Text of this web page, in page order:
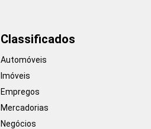
Classificados
Automóveis
Imóveis
Empregos
Mercadorias
Negócios